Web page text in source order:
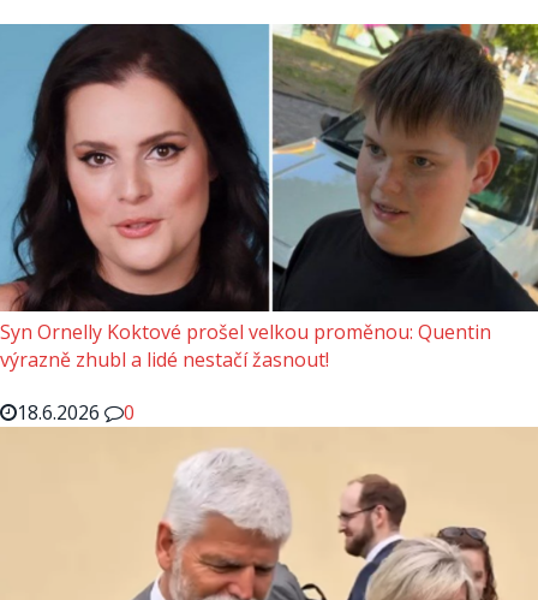
Syn Ornelly Koktové prošel velkou proměnou: Quentin
výrazně zhubl a lidé nestačí žasnout!
18.6.2026
0